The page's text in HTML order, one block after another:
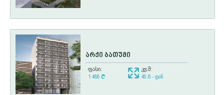
არქი ბათუმი
ფასი:
1 488 ¢
კვ.მ:
40.6 - დან